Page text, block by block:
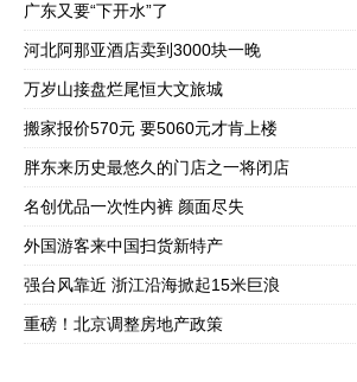
广东又要“下开水”了
河北阿那亚酒店卖到3000块一晚
万岁山接盘烂尾恒大文旅城
搬家报价570元 要5060元才肯上楼
胖东来历史最悠久的门店之一将闭店
名创优品一次性内裤 颜面尽失
外国游客来中国扫货新特产
强台风靠近 浙江沿海掀起15米巨浪
重磅！北京调整房地产政策